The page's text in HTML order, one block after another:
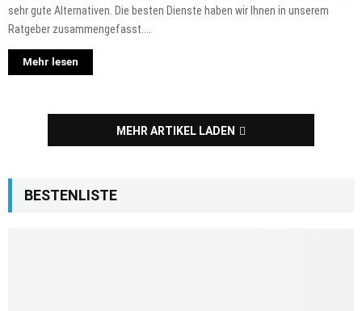
sehr gute Alternativen. Die besten Dienste haben wir Ihnen in unserem
Ratgeber zusammengefasst....
Mehr lesen
MEHR ARTIKEL LADEN
BESTENLISTE